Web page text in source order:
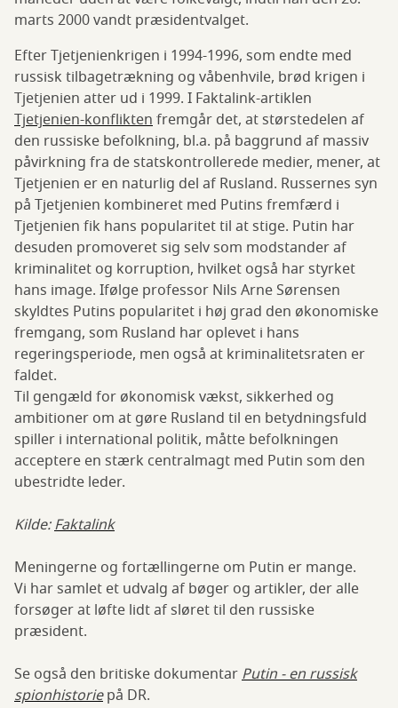
marts 2000 vandt præsidentvalget.
Efter Tjetjenienkrigen i 1994-1996, som endte med
russisk tilbagetrækning og våbenhvile, brød krigen i
Tjetjenien atter ud i 1999. I Faktalink-artiklen
Tjetjenien-konfliktenfremgår det, at størstedelen af
den russiske befolkning, bl.a. på baggrund af massiv
påvirkning fra de statskontrollerede medier, mener, at
Tjetjenien er en naturlig del af Rusland. Russernes syn
på Tjetjenien kombineret med Putins fremfærd i
Tjetjenien fik hans popularitet til at stige. Putin har
desuden promoveret sig selv som modstander af
kriminalitet og korruption, hvilket også har styrket
hans image. Ifølge professor Nils Arne Sørensen
skyldtes Putins popularitet i høj grad den økonomiske
fremgang, som Rusland har oplevet i hans
regeringsperiode, men også at kriminalitetsraten er
faldet.
Til gengæld for økonomisk vækst, sikkerhed og
ambitioner om at gøre Rusland til en betydningsfuld
spiller i international politik, måtte befolkningen
acceptere en stærk centralmagt med Putin som den
ubestridte leder.
Kilde:Faktalink
Meningerne og fortællingerne om Putin er mange.
Vi har samlet et udvalg af bøger og artikler, der alle
forsøger at løfte lidt af sløret til den russiske
præsident.
Se også den britiske dokumentarPutin - en russisk
spionhistoriepå DR.